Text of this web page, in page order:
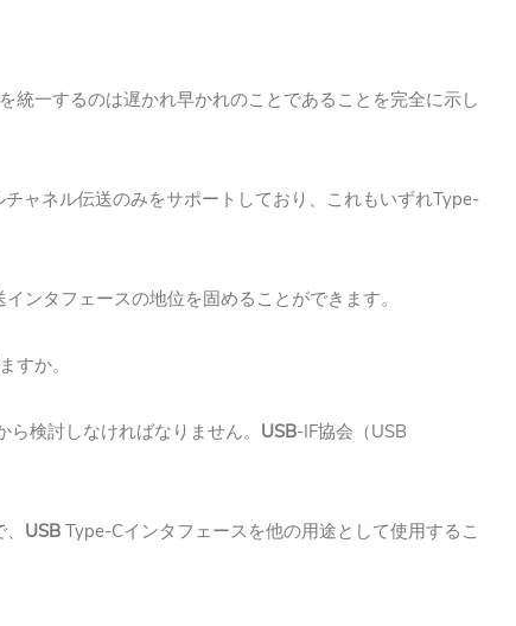
統一するのは遅かれ早かれのことであることを完全に示し
ャネル伝送のみをサポートしており、これもいずれType-
ンタフェースの地位を固めることができます。
すか。
検討しなければなりません。 USB-IF協会（USB
USB Type-Cインタフェースを他の用途として使用するこ